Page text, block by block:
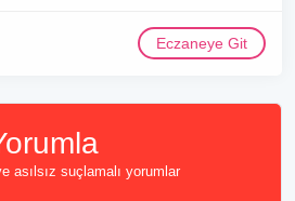
Eczaneye Git
asılsız suçlamalı yorumlar